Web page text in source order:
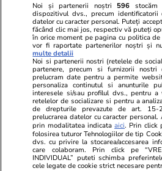
Fanatik.ro
După Aymen Boutoutaou,
mai pregătește un transfer
răsunet! Mihai Stoica: „E cel
bun jucător care a venit în
România!”
ULTIMELE ȘTIRI
Lifestyle
Noi și partenerii noștri 596 stocăm
dispozitivul dvs., precum identificatorii
datelor cu caracter personal. Puteți
făcând clic mai jos, respectiv vă puteți
în orice moment pe pagina cu politica
vor fi raportate partenerilor noștri și
multe detalii
Noi si partenerii nostri (retelele de
partenere, precum si furnizorii
prelucram date pentru a permite
personaliza continutul si anunturile
interesele si/sau profilul dvs., pentru
retelelor de socializare si pentru a
de drepturile prevazute de art.
prelucrarea datelor cu caracter
prin modalitatea indicataaici. Prin click
folosirea tuturor Tehnologiilor de tip
dvs. cu privire la stocarea/accesarea
care colaboram. Prin click pe
INDIVIDUAL” puteti schimba
cele legate de cookie strict necesare